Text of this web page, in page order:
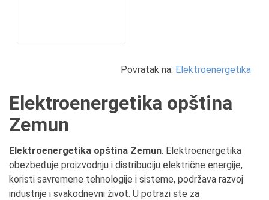
Povratak na: Elektroenergetika
Elektroenergetika opština
Zemun
Elektroenergetika opština Zemun. Elektroenergetika
obezbeđuje proizvodnju i distribuciju električne energije,
koristi savremene tehnologije i sisteme, podržava razvoj
industrije i svakodnevni život. U potrazi ste za